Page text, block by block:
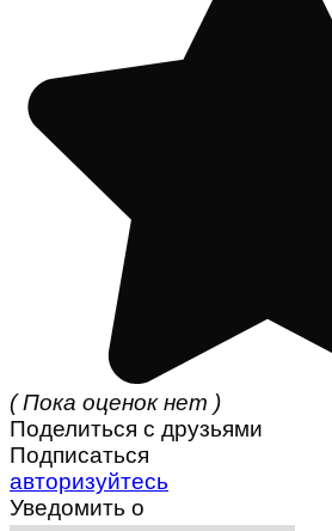
( Пока оценок нет )
Поделиться с друзьями
Подписаться
авторизуйтесь
Уведомить о